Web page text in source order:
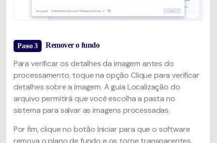
Passo 3 Remover o fundo
Para verificar os detalhes da imagem antes do
processamento, toque na opção Clique para verificar
detalhes sobre a imagem. A guia Localização do
arquivo permitirá que você escolha a pasta no
sistema para salvar as imagens processadas.
Por fim, clique no botão Iniciar para que o software
remova o plano de fundo e os torne transparentes.